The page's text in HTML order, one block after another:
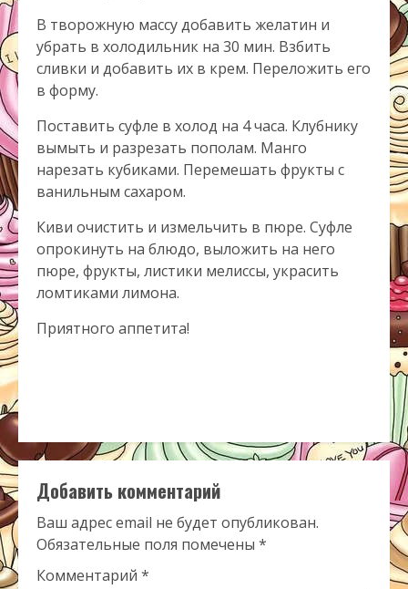
В творожную массу добавить желатин и
убрать в холодильник на 30 мин. Взбить
сливки и добавить их в крем. Переложить его
в форму.
Поставить суфле в холод на 4 часа. Клубнику
вымыть и разрезать пополам. Манго
нарезать кубиками. Перемешать фрукты с
ванильным сахаром.
Киви очистить и измельчить в пюре. Суфле
опрокинуть на блюдо, выложить на него
пюре, фрукты, листики мелиссы, украсить
ломтиками лимона.
Приятного аппетита!
Добавить комментарий
Ваш адрес email не будет опубликован.
Обязательные поля помечены *
Комментарий *